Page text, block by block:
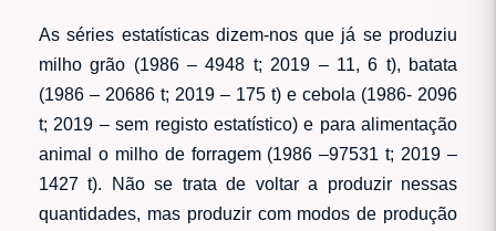
As séries estatísticas dizem-nos que já se produziu
milho grão (1986 – 4948 t; 2019 – 11, 6 t), batata
(1986 – 20686 t; 2019 – 175 t) e cebola (1986- 2096
t; 2019 – sem registo estatístico) e para alimentação
animal o milho de forragem (1986 –97531 t; 2019 –
1427 t). Não se trata de voltar a produzir nessas
quantidades, mas produzir com modos de produção